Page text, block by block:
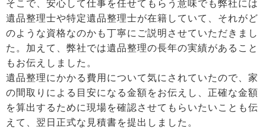
そこで、安心して仕事を任せてもらう意味でも弊社には
遺品整理士や特定遺品整理士が在籍していて、それがど
のような資格なのかも丁寧にご説明させていただきまし
た。加えて、弊社では遺品整理の長年の実績があること
もお伝えしました。
遺品整理にかかる費用について気にされていたので、家
の間取りによる目安になる金額をお伝えし、正確な金額
を算出するために現場を確認させてもらいたいことも伝
えて、翌日正式な見積書を提出しました。